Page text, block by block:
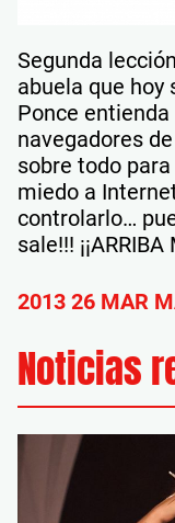
Segunda
abuela que hoy
Ponce
navegadores
sobre todo
miedo a
controlarlo…
sale!!! ¡¡ARRIBA
2013 26 MAR
Noticias